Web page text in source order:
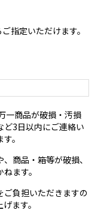
指定いただけます。
一商品が破損・汚損
ど3日以内にご連絡い
。
商品・箱等が破損、
ます。
ご負担いただきますの
ます。